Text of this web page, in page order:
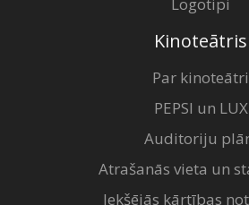
Kinoteātris
Par kinoteātri
PEPSI un LUX
Auditoriju
Atrašanās vieta un
Iekšējās kārtības